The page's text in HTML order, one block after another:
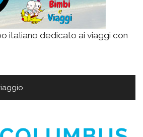
italiano dedicato ai viaggi con